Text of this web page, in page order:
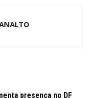
presença no DF